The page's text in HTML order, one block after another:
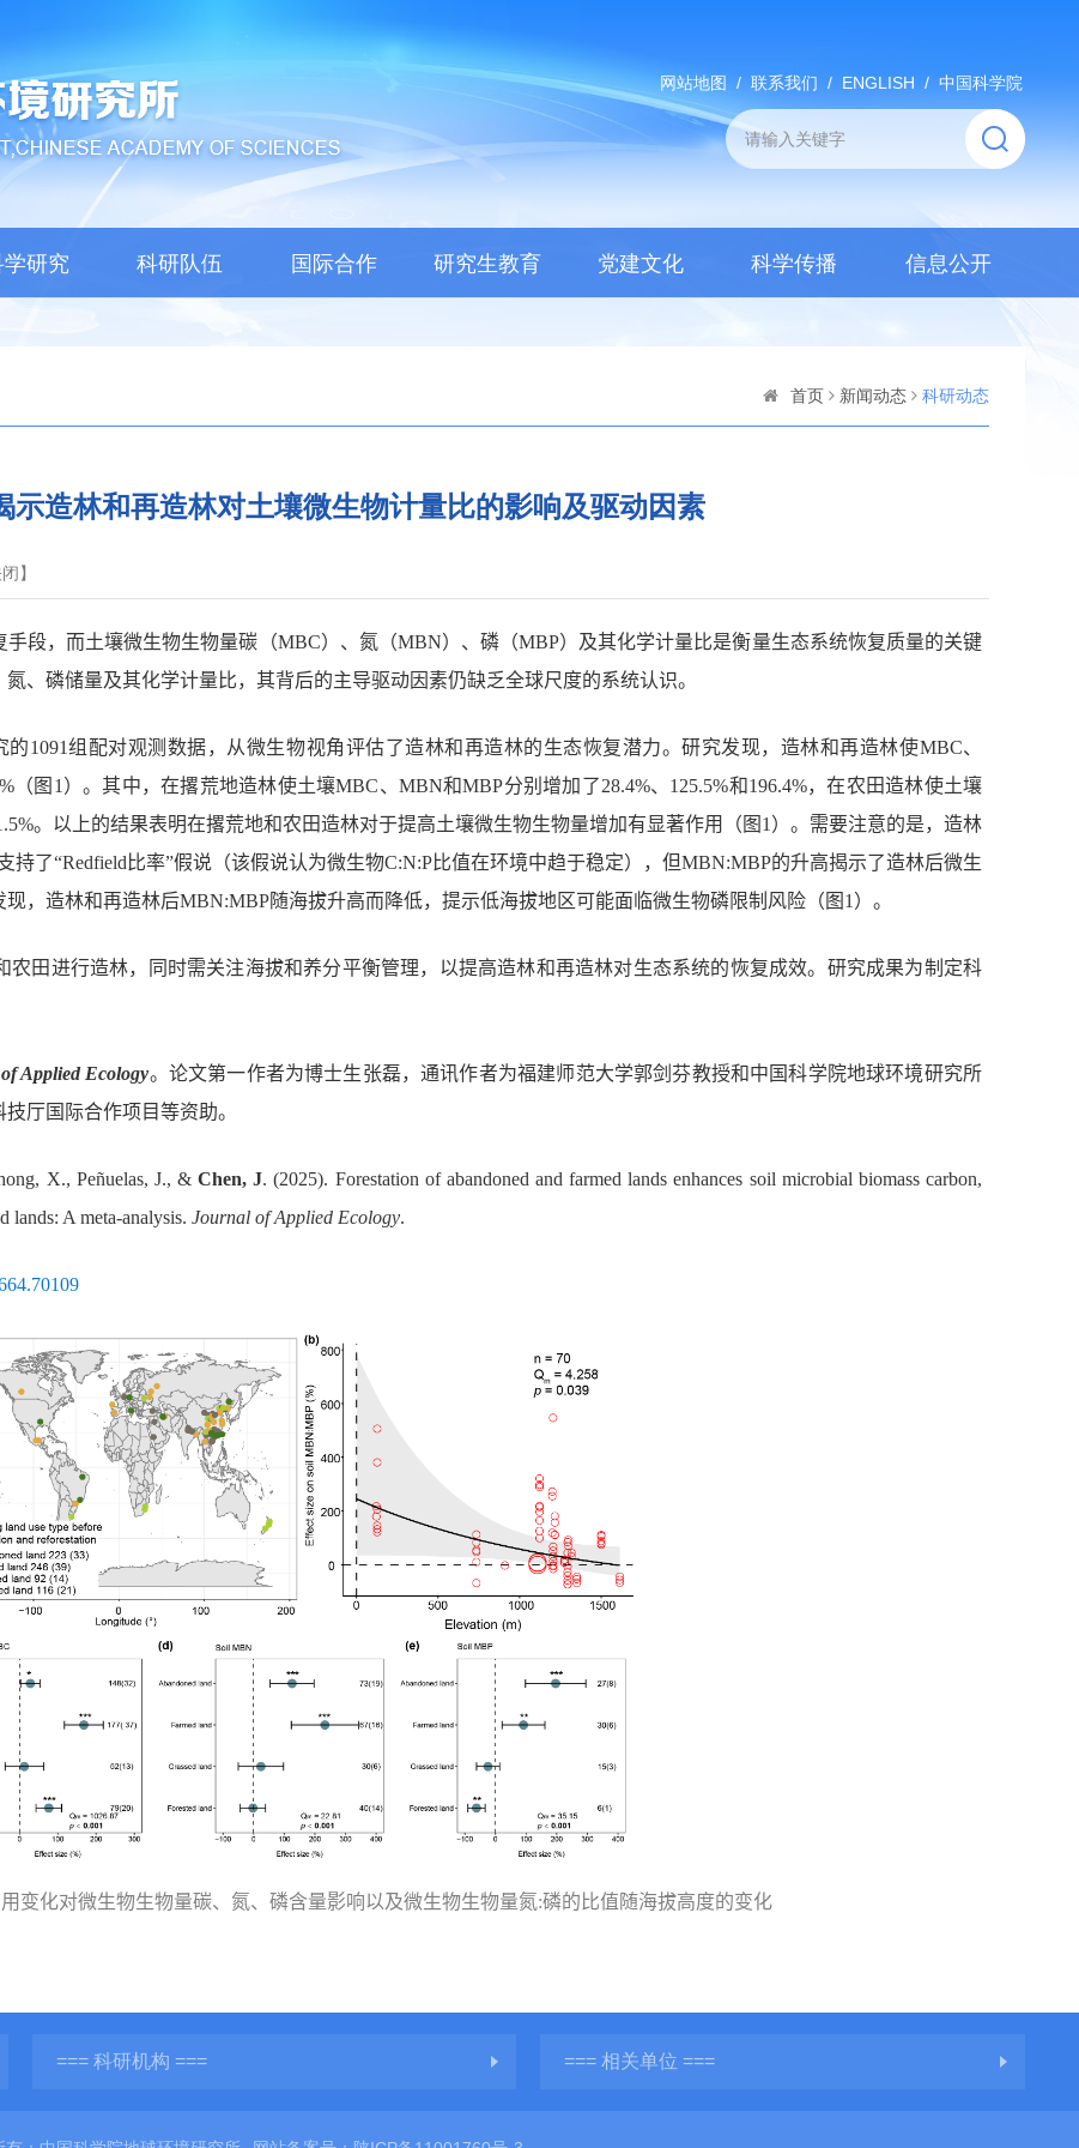
网站地图 / 联系我们 / ENGLISH / 中国科学院
学研究 科研队伍 国际合作 研究生教育 党建文化 科学传播 信息公开
首页 新闻动态 科研动态
示造林和再造林对土壤微生物计量比的影响及驱动因素
】
段，而土壤微生物生物量碳（MBC）、氮（MBN）、磷（MBP）及其化学计量比是衡量生态系统恢复质量的关键
、磷储量及其化学计量比，其背后的主导驱动因素仍缺乏全球尺度的系统认识。
的1091组配对观测数据，从微生物视角评估了造林和再造林的生态恢复潜力。研究发现，造林和再造林使MBC、
（图 1 ）。其中，在撂荒地造林使土壤MBC、 MBN和MBP分别增加了28.4%、 125.5%和196.4%，在农田造林使土壤
。以上的结果表明在撂荒地和农田造林对于提高土壤微生物生物量增加有显著作用（图 1 ）。需要注意的是，造林
持了“Redfield 比率”假说（该假说认为微生物C:N:P比值在环境中趋于稳定），但MBN:MBP的升高揭示了造林后微生
现，造林和再造林后MBN:MBP随海拔升高而降低，提示低海拔地区可能面临微生物磷限制风险（图 1 ）。
田进行造林，同时需关注海拔和养分平衡管理，以提高造林和再造林对生态系统的恢复成效。研究成果为制定科
Applied Ecology。论文第一作者为博士生张磊，通讯作者为福建师范大学郭剑芬教授和中国科学院地球环境研究所
厅国际合作项目等资助。
X., Peñuelas, J., &Chen, J. (2025). Forestation of abandoned and farmed lands enhances soil microbial biomass carbon,
lands: A meta-analysis. Journal of Applied Ecology.
变化对微生物生物量碳、氮、磷含量影响以及微生物生物量氮:磷的比值随海拔高度的变化
=== 科研机构 === === 相关单位 ===